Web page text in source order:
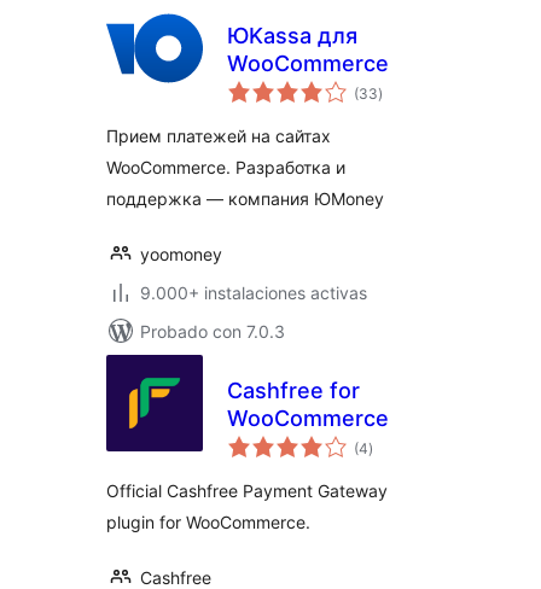
ЮKassa для
WooCommerce
(33valoraciones
en
)
Прием платежей на сайтах
WooCommerce. Разработка и
поддержка — компания ЮMoney
yoomoney
9.000+ instalaciones activas
Probado con 7.0.3
Cashfree for
WooCommerce
(4valoraciones
en
)
Official Cashfree Payment Gateway
plugin for WooCommerce.
Cashfree